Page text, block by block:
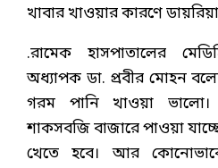
খাবার খাওয়ার কারণে
.রামেক হাসপাতালের
অধ্যাপক ডা. প্রবীর মোহন
গরম পানি খাওয়া
শাকসবজি বাজারে পাওয়া
খেতে হবে। আর